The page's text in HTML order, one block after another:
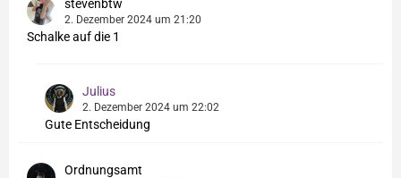
stevenbtw
2. Dezember 2024 um 21:20
Schalke auf die 1
Julius
2. Dezember 2024 um 22:02
Gute Entscheidung
Ordnungsamt